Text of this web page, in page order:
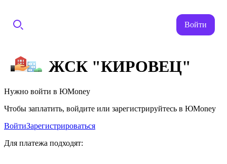
Войти
ЖСК "КИРОВЕЦ"
Нужно войти в ЮMoney
Чтобы заплатить, войдите или зарегистрируйтесь в ЮMoney
ВойтиЗарегистрироваться
Для платежа подходят: